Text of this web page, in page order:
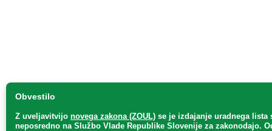
Obvestilo
Z uveljavitvijo novega zakona (ZOUL) se je izdajanje uradnega lista
neposredno na Službo Vlade Republike Slovenije za zakonodajo.